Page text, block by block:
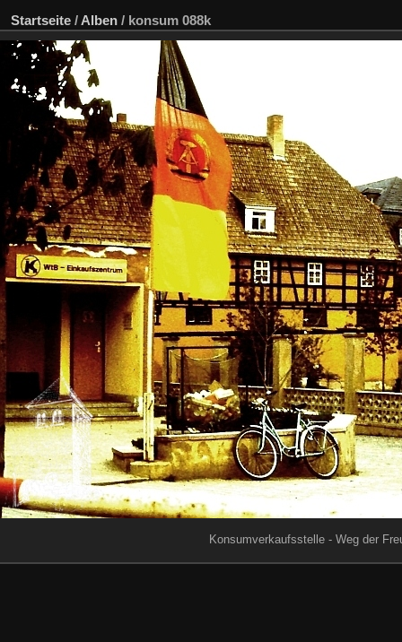
Startseite / Alben / konsum 088k
Konsumverkaufsstelle - Weg der